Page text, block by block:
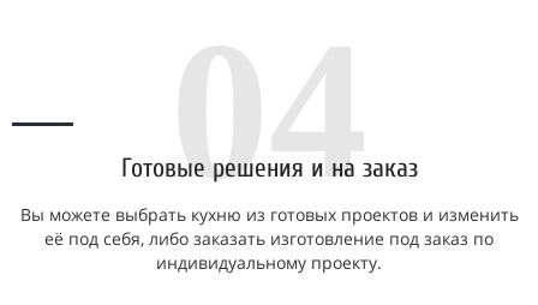
04
Готовые решения и на заказ
Вы можете выбрать кухню из готовых проектов и изменить
её под себя, либо заказать изготовление под заказ по
индивидуальному проекту.